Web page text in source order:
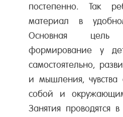
постепенно. Так
материал в
Основная цель
формирование у
самостоятельно,
и мышления, чувства
собой и
Занятия проводятся